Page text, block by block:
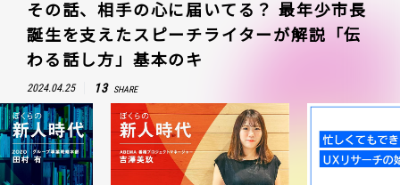
その話、相手の心に届いてる？ 最年少市長
誕生を支えたスピーチライターが解説「伝
わる話し方」基本のキ
2024.04.25 13 SHARE